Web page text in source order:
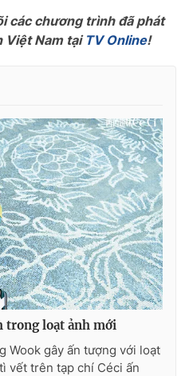
Infographic
VTV Thể thao
Bất động sản
Tấm lòng Việt
Vươn mình bằng AI
VTV8
English
các chương trình đã phát
Việt Nam tại TV Online!
trong loạt ảnh mới
Wook gây ấn tượng với loạt
vết trên tạp chí Céci ấn